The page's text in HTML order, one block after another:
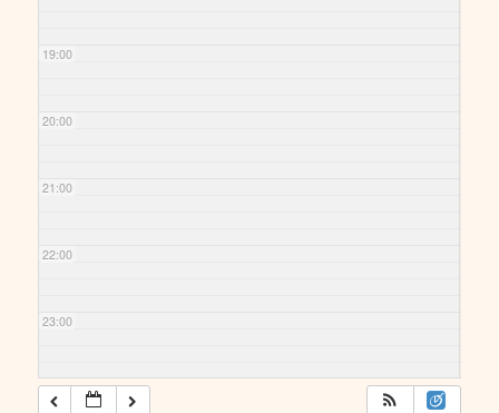
19:00
20:00
21:00
22:00
23:00